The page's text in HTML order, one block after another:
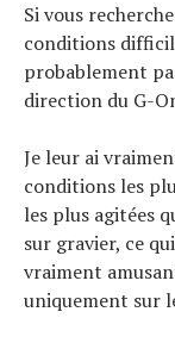
Si vous
conditions
probablement
direction du G-
Je leur ai
conditions les
les plus agitées
sur gravier, ce
vraiment
uniquement sur